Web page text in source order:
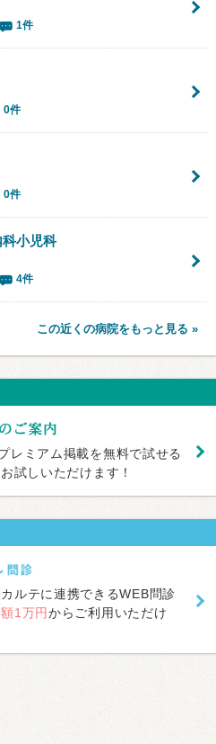
1件
0件
0件
小児科
4件
この近くの病院をもっと見る »
レミアム掲載を無料で試せる
試しいただけます！
ルテに連携できるWEB問診
額1万円からご利用いただけ